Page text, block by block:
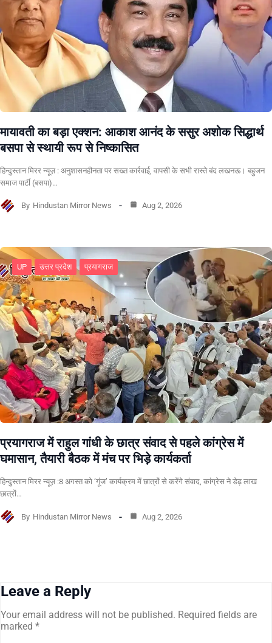
मायावती का बड़ा एक्शन: आकाश आनंद के ससुर अशोक सिद्धार्थ
बसपा से स्थायी रूप से निष्कासित
हिन्दुस्तान मिरर न्यूज़ : अनुशासनहीनता पर सख्त कार्रवाई, वापसी के सभी रास्ते बंद लखनऊ। बहुजन
समाज पार्टी (बसपा)…
By Hindustan Mirror News Aug 2, 2026
UP उत्तर प्रदेश प्रयागराज
प्रयागराज में राहुल गांधी के छात्र संवाद से पहले कांग्रेस में
घमासान, तैयारी बैठक में मंच पर भिड़े कार्यकर्ता
हिन्दुस्तान मिरर न्यूज़ :8 अगस्त को ‘गूंज’ कार्यक्रम में छात्रों से करेंगे संवाद, कांग्रेस ने डेढ़ लाख
छात्रों…
By Hindustan Mirror News Aug 2, 2026
Leave a Reply
Your email address will not be published. Required fields are
marked *